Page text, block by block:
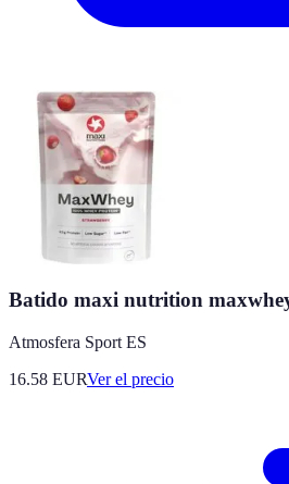
Batido maxi nutrition
Atmosfera Sport ES
16.58 EURVer el precio